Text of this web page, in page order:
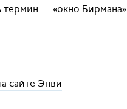
термин — «окно Бирмана»
сайте Энви